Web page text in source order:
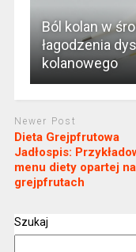
Ból kolan w
łagodzenia
kolanowego
Newer Post
Dieta Grejpfrutowa
Jadłospis:
menu diety opartej na
grejpfrutach
Szukaj